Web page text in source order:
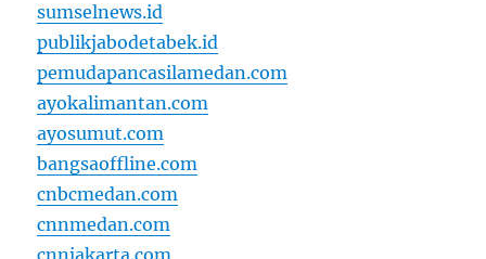
sumselnews.id
publikjabodetabek.id
pemudapancasilamedan.com
ayokalimantan.com
ayosumut.com
bangsaoffline.com
cnbcmedan.com
cnnmedan.com